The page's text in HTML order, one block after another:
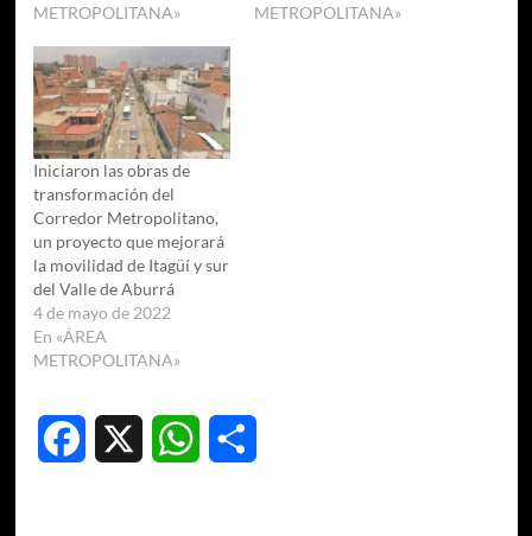
METROPOLITANA»
METROPOLITANA»
Iniciaron las obras de
transformación del
Corredor Metropolitano,
un proyecto que mejorará
la movilidad de Itagüí y sur
del Valle de Aburrá
4 de mayo de 2022
En «ÁREA
METROPOLITANA»
Facebook WhatsApp